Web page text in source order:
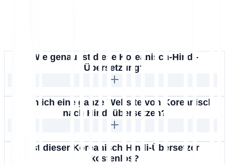
Wie genau ist diese Koreanisch-Hindi-
Übersetzung?
Kann ich eine ganze Website von Koreanisch
nach Hindi übersetzen?
Ist dieser Koreanisch-Hindi-Übersetzer
kostenlos?